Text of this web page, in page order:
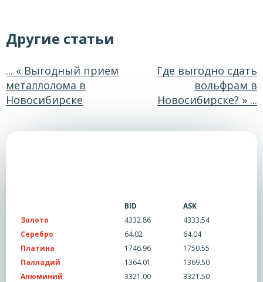
Другие статьи
... « Выгодный прием
металлолома в
Новосибирске
Где выгодно сдать
вольфрам в
Новосибирске? » ...
BID
ASK
Золото
4332.86
4333.54
Серебро
64.02
64.04
Платина
1746.96
1750.55
Палладий
1364.01
1369.50
Алюминий
3321.00
3321.50